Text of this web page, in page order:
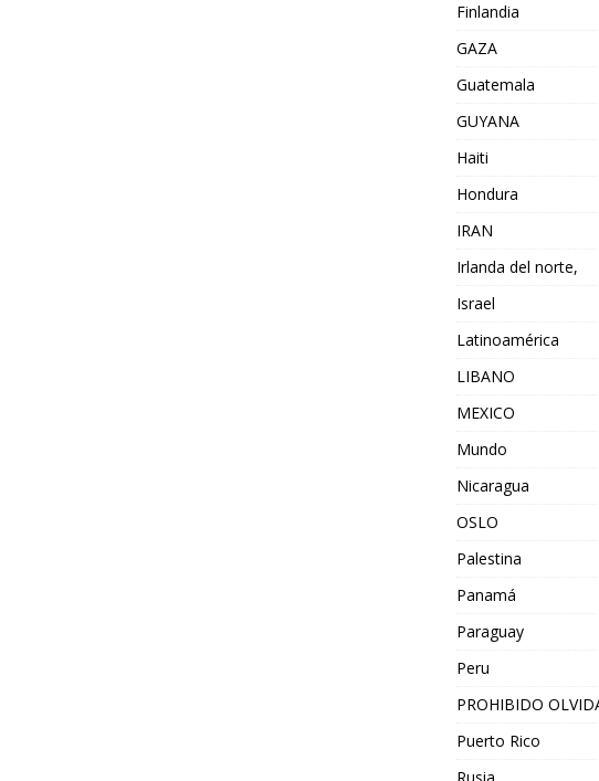
Finlandia
GAZA
Guatemala
GUYANA
Haiti
Hondura
IRAN
Irlanda del norte,
Israel
Latinoamérica
LIBANO
MEXICO
Mundo
Nicaragua
OSLO
Palestina
Panamá
Paraguay
Peru
PROHIBIDO
Puerto Rico